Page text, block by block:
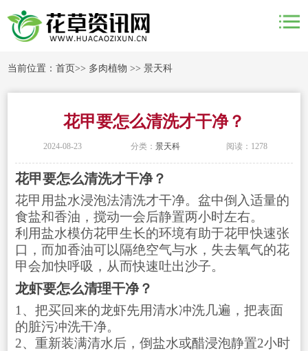
当前位置：首页>> 多肉植物 >>景天科
花甲要怎么清洗才干净？
2024-08-23 分类： 景天科 阅读：1278
花甲要怎么清洗才干净？
花甲用盐水浸泡法清洗才干净。盆中倒入适量的
食盐和香油，搅动一会后静置两小时左右。
利用盐水模仿花甲生长的环境有助于花甲快速张
口，而加香油可以隔绝空气与水，失去氧气的花
甲会加快呼吸，从而快速吐出沙子。
龙虾要怎么清理干净？
1、把买回来的龙虾先用清水冲洗几遍，把表面
的脏污冲洗干净。
2、重新装满清水后，倒盐水或醋浸泡静置2小时